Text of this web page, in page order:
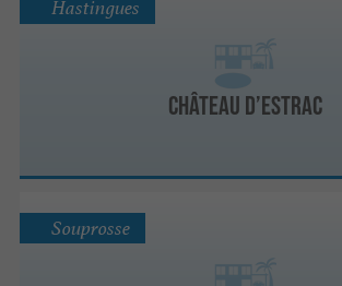
Château d’Estrac
Hastingues
Souprosse